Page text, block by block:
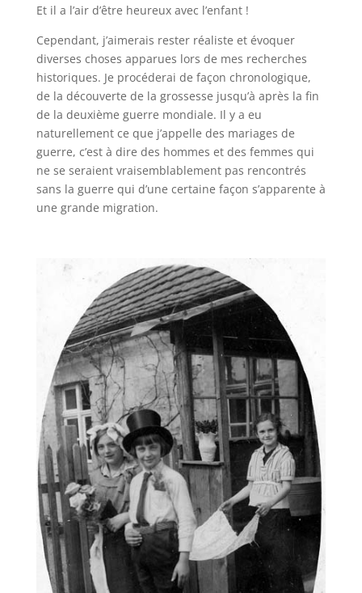
Et il a l’air d’être heureux avec l’enfant !
Cependant, j’aimerais rester réaliste et évoquer
diverses choses apparues lors de mes recherches
historiques. Je procéderai de façon chronologique,
de la découverte de la grossesse jusqu’à après la fin
de la deuxième guerre mondiale. Il y a eu
naturellement ce que j’appelle des mariages de
guerre, c’est à dire des hommes et des femmes qui
ne se seraient vraisemblablement pas rencontrés
sans la guerre qui d’une certaine façon s’apparente à
une grande migration.